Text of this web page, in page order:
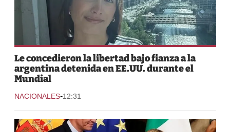
Le concedieron la libertad bajo fianza a la
argentina detenida en EE.UU. durante el
Mundial
NACIONALES-12:31